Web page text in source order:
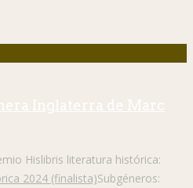
Inglaterra de Marc
Hislibris literatura histórica:
2024 (finalista)Subgéneros: